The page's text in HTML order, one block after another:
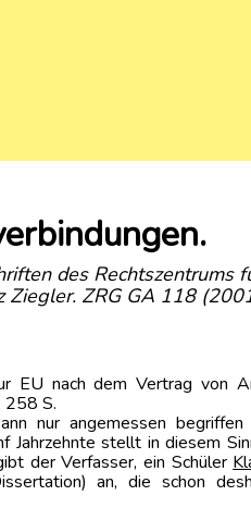
des Rechtszentrums
Ziegler. ZRG GA 118
EU nach dem Vertrag von
258 S.
nur angemessen
stellt in diesem
der Verfasser, ein Schüler
an, die schon